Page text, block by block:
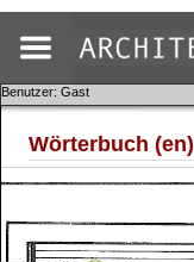
Benutzer: Gast
Wörterbuch (en)